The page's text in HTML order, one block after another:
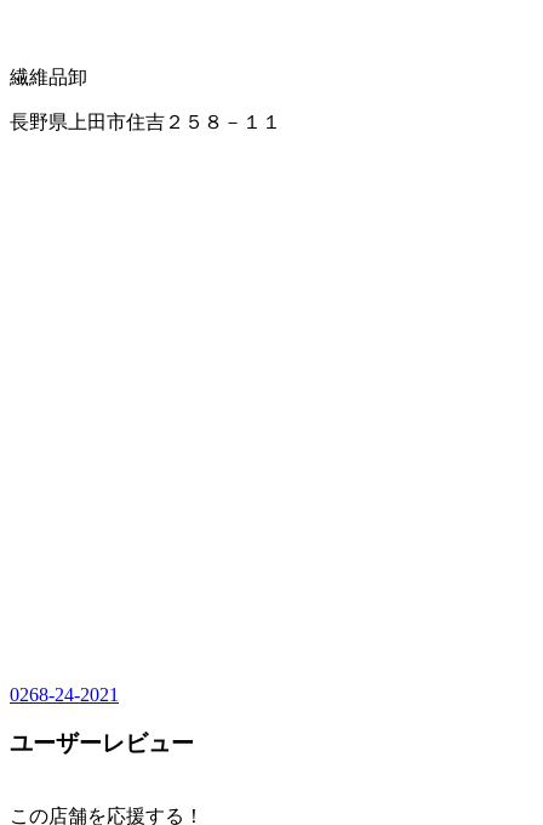
繊維品卸
長野県上田市住吉２５８－１１
0268-24-2021
ユーザーレビュー
この店舗を応援する！